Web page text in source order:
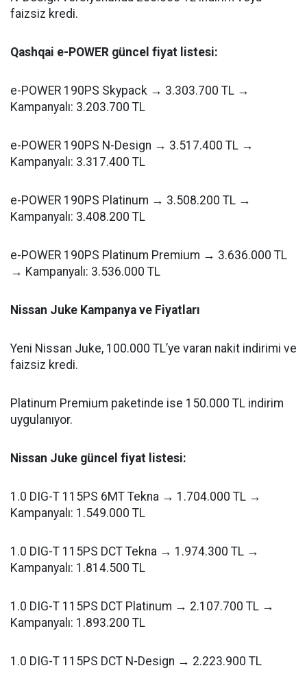
faizsiz kredi.
Qashqai e-POWER güncel fiyat listesi:
e-POWER 190PS Skypack → 3.303.700 TL →
Kampanyalı: 3.203.700 TL
e-POWER 190PS N-Design → 3.517.400 TL →
Kampanyalı: 3.317.400 TL
e-POWER 190PS Platinum → 3.508.200 TL →
Kampanyalı: 3.408.200 TL
e-POWER 190PS Platinum Premium → 3.636.000 TL
→ Kampanyalı: 3.536.000 TL
Nissan Juke Kampanya ve Fiyatları
Yeni Nissan Juke, 100.000 TL’ye varan nakit indirimi ve
faizsiz kredi.
Platinum Premium paketinde ise 150.000 TL indirim
uygulanıyor.
Nissan Juke güncel fiyat listesi:
1.0 DIG-T 115PS 6MT Tekna → 1.704.000 TL →
Kampanyalı: 1.549.000 TL
1.0 DIG-T 115PS DCT Tekna → 1.974.300 TL →
Kampanyalı: 1.814.500 TL
1.0 DIG-T 115PS DCT Platinum → 2.107.700 TL →
Kampanyalı: 1.893.200 TL
1.0 DIG-T 115PS DCT N-Design → 2.223.900 TL